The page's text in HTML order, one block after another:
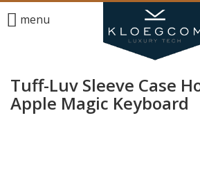
menu
Tuff-Luv Sleeve Case
Apple Magic Keyboard